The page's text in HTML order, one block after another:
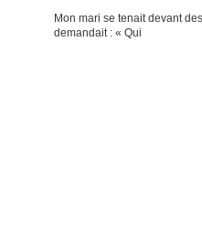
Mon mari se tenait devant
demandait : « Qui